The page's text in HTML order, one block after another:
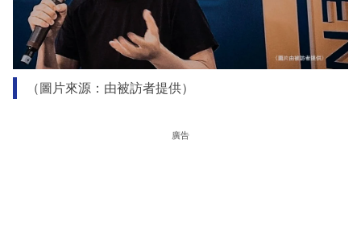
（圖片來源：由被訪者提供）
廣告